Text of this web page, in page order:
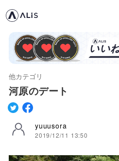
他カテゴリ
河原のデート
yuuusora
2019/12/11 13:50